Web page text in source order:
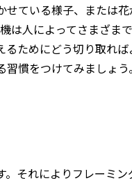
ている様子、または
人によってさまざまで
ためにどう切り取れ
慣をつけてみましょう
それによりフレーミン